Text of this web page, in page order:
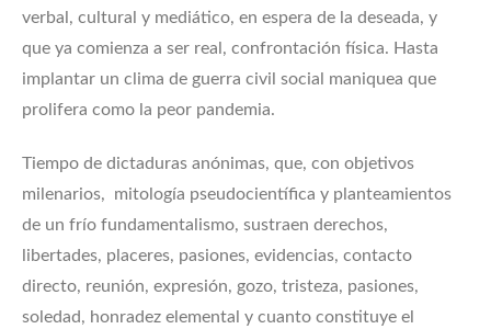
verbal, cultural y mediático, en espera de la deseada, y
que ya comienza a ser real, confrontación física. Hasta
implantar un clima de guerra civil social maniquea que
prolifera como la peor pandemia.
Tiempo de dictaduras anónimas, que, con objetivos
milenarios, mitología pseudocientífica y planteamientos
de un frío fundamentalismo, sustraen derechos,
libertades, placeres, pasiones, evidencias, contacto
directo, reunión, expresión, gozo, tristeza, pasiones,
soledad, honradez elemental y cuanto constituye el